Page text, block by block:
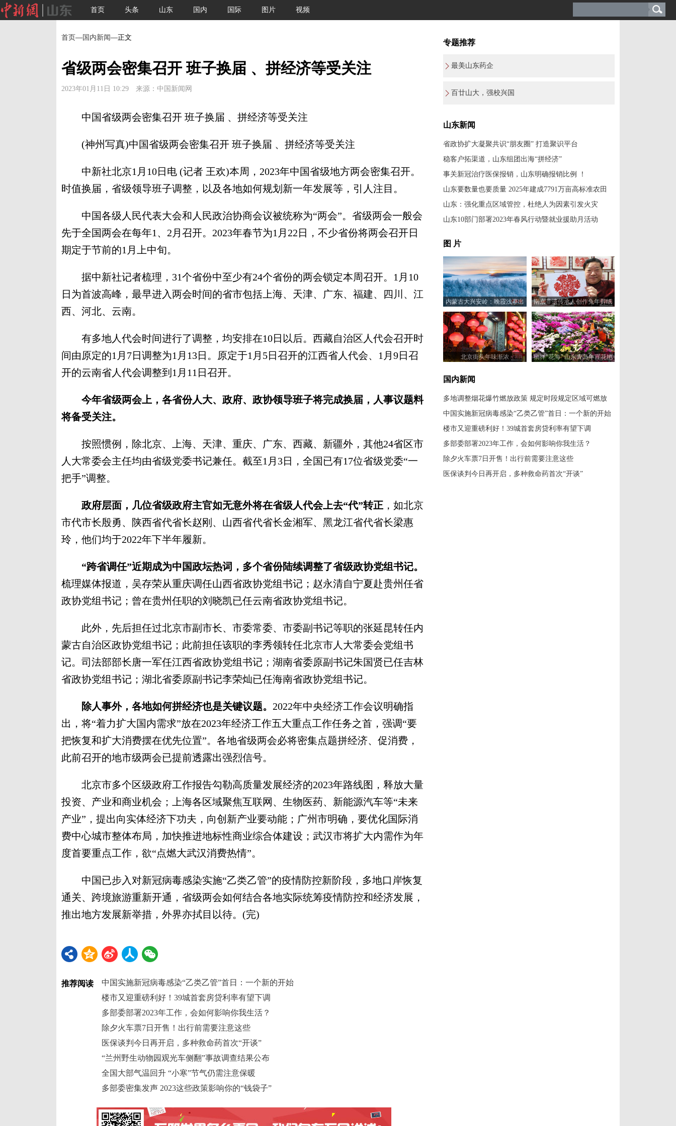
首页 头条 山东 国内 国际 图片 视频
首页— 国内新闻—正文
省级两会密集召开 班子换届 、拼经济等受关注
2023年01月11日 10:29 来源：中国新闻网
中国省级两会密集召开 班子换届 、拼经济等受关注
(神州写真)中国省级两会密集召开 班子换届 、拼经济等受关注
中新社北京1月10日电 (记者 王欢)本周，2023年中国省级地方两会密集召开。
时值换届，省级领导班子调整，以及各地如何规划新一年发展等，引人注目。
中国各级人民代表大会和人民政治协商会议被统称为“两会”。省级两会一般会
先于全国两会在每年1、2月召开。2023年春节为1月22日，不少省份将两会召开日
期定于节前的1月上中旬。
据中新社记者梳理，31个省份中至少有24个省份的两会锁定本周召开。1月10
日为首波高峰，最早进入两会时间的省市包括上海、天津、广东、福建、四川、江
西、河北、云南。
有多地人代会时间进行了调整，均安排在10日以后。西藏自治区人代会召开时
间由原定的1月7日调整为1月13日。原定于1月5日召开的江西省人代会、1月9日召
开的云南省人代会调整到1月11日召开。
今年省级两会上，各省份人大、政府、政协领导班子将完成换届，人事议题料
将备受关注。
按照惯例，除北京、上海、天津、重庆、广东、西藏、新疆外，其他24省区市
人大常委会主任均由省级党委书记兼任。截至1月3日，全国已有17位省级党委“一
把手”调整。
政府层面，几位省级政府主官如无意外将在省级人代会上去“代”转正 ，如北京
市代市长殷勇、陕西省代省长赵刚、山西省代省长金湘军、黑龙江省代省长梁惠
玲，他们均于2022年下半年履新。
“跨省调任”近期成为中国政坛热词，多个省份陆续调整了省级政协党组书记。
梳理媒体报道，吴存荣从重庆调任山西省政协党组书记；赵永清自宁夏赴贵州任省
政协党组书记；曾在贵州任职的刘晓凯已任云南省政协党组书记。
此外，先后担任过北京市副市长、市委常委、市委副书记等职的张延昆转任内
蒙古自治区政协党组书记；此前担任该职的李秀领转任北京市人大常委会党组书
记。司法部部长唐一军任江西省政协党组书记；湖南省委原副书记朱国贤已任吉林
省政协党组书记；湖北省委原副书记李荣灿已任海南省政协党组书记。
除人事外，各地如何拼经济也是关键议题。 2022年中央经济工作会议明确指
出，将“着力扩大国内需求”放在2023年经济工作五大重点工作任务之首，强调“要
把恢复和扩大消费摆在优先位置”。各地省级两会必将密集点题拼经济、促消费，
此前召开的地市级两会已提前透露出强烈信号。
北京市多个区级政府工作报告勾勒高质量发展经济的2023年路线图，释放大量
投资、产业和商业机会；上海各区域聚焦互联网、生物医药、新能源汽车等“未来
产业”，提出向实体经济下功夫，向创新产业要动能；广州市明确，要优化国际消
费中心城市整体布局，加快推进地标性商业综合体建设；武汉市将扩大内需作为年
度首要重点工作，欲“点燃大武汉消费热情”。
中国已步入对新冠病毒感染实施“乙类乙管”的疫情防控新阶段，多地口岸恢复
通关、跨境旅游重新开通，省级两会如何结合各地实际统筹疫情防控和经济发展，
推出地方发展新举措，外界亦拭目以待。(完)
推荐阅读
中国实施新冠病毒感染“乙类乙管”首日：一个新的开始
楼市又迎重磅利好！39城首套房贷利率有望下调
多部委部署2023年工作，会如何影响你我生活？
除夕火车票7日开售！出行前需要注意这些
医保谈判今日再开启，多种救命药首次“开谈”
“兰州野生动物园观光车侧翻”事故调查结果公布
全国大部气温回升 “小寒”节气仍需注意保暖
多部委密集发声 2023这些政策影响你的“钱袋子”
专题推荐
最美山东药企
百廿山大，强校兴国
山东新闻
省政协扩大凝聚共识“朋友圈” 打造聚识平台
稳客户拓渠道，山东组团出海“拼经济”
事关新冠治疗医保报销，山东明确报销比例 ！
山东要数量也要质量 2025年建成7791万亩高标准农田
山东：强化重点区域管控，杜绝人为因素引发火灾
山东10部门部署2023年春风行动暨就业援助月活动
图 片
内蒙古大兴安岭：晚霞浅摹出
的水墨丹青画
南京非遗传承人创作兔年剪纸
作品迎新春
北京街头年味渐浓
徜徉“花海” 山东青岛年宵花艳
国内新闻
多地调整烟花爆竹燃放政策 规定时段规定区域可燃放
中国实施新冠病毒感染“乙类乙管”首日：一个新的开始
楼市又迎重磅利好！39城首套房贷利率有望下调
多部委部署2023年工作，会如何影响你我生活？
除夕火车票7日开售！出行前需要注意这些
医保谈判今日再开启，多种救命药首次“开谈”